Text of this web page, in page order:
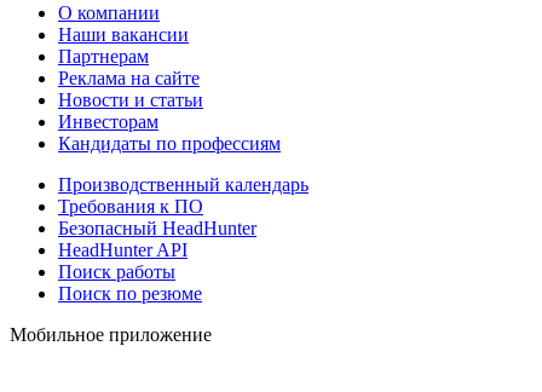
О компании
Наши вакансии
Партнерам
Реклама на сайте
Новости и статьи
Инвесторам
Кандидаты по профессиям
Производственный календарь
Требования к ПО
Безопасный HeadHunter
HeadHunter API
Поиск работы
Поиск по резюме
Мобильное приложение